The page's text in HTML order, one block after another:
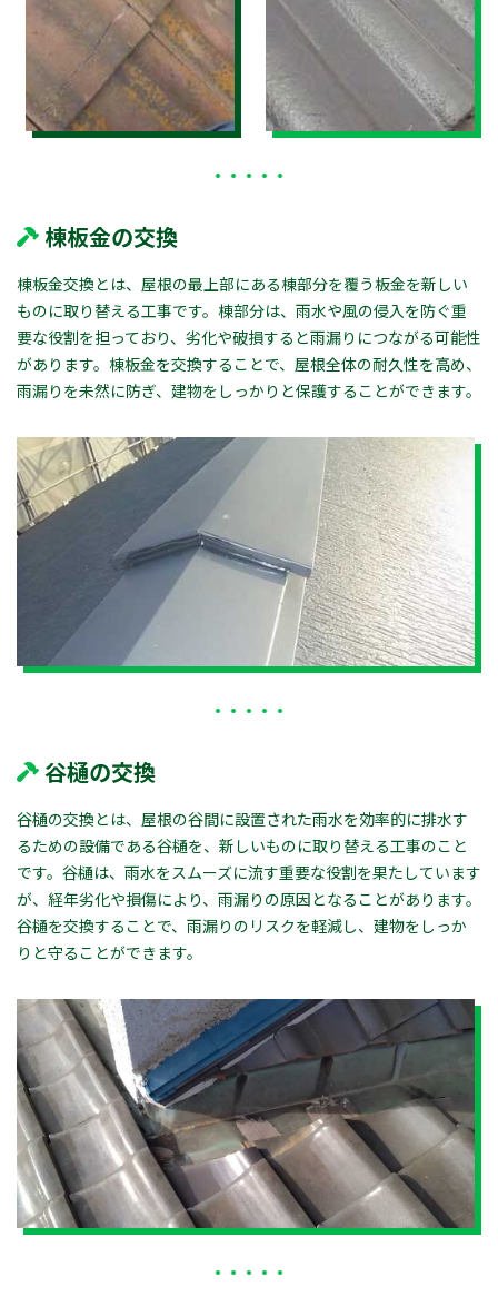
棟板金の交換
棟板金交換とは、屋根の最上部にある棟部分を覆う板金を新しい
ものに取り替える工事です。棟部分は、雨水や風の侵入を防ぐ重
要な役割を担っており、劣化や破損すると雨漏りにつながる可能性
があります。棟板金を交換することで、屋根全体の耐久性を高め、
雨漏りを未然に防ぎ、建物をしっかりと保護することができます。
谷樋の交換
谷樋の交換とは、屋根の谷間に設置された雨水を効率的に排水す
るための設備である谷樋を、新しいものに取り替える工事のこと
です。谷樋は、雨水をスムーズに流す重要な役割を果たしています
が、経年劣化や損傷により、雨漏りの原因となることがあります。
谷樋を交換することで、雨漏りのリスクを軽減し、建物をしっか
りと守ることができます。